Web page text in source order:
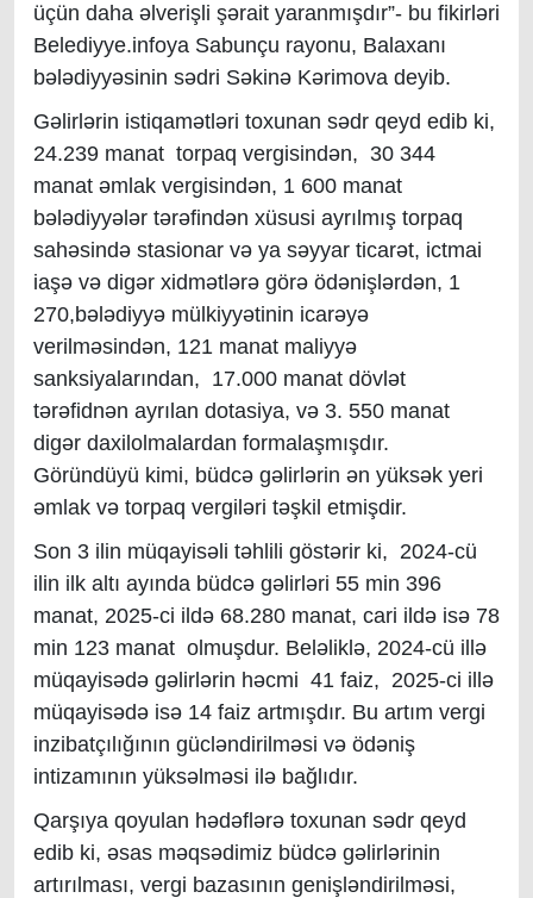
üçün daha əlverişli şərait yaranmışdır”- bu fikirləri
Belediyye.infoya Sabunçu rayonu, Balaxanı
bələdiyyəsinin sədri Səkinə Kərimova deyib.
Gəlirlərin istiqamətləri toxunan sədr qeyd edib ki,
24.239 manat torpaq vergisindən, 30 344
manat əmlak vergisindən, 1 600 manat
bələdiyyələr tərəfindən xüsusi ayrılmış torpaq
sahəsində stasionar və ya səyyar ticarət, ictmai
iaşə və digər xidmətlərə görə ödənişlərdən, 1
270,bələdiyyə mülkiyyətinin icarəyə
verilməsindən, 121 manat maliyyə
sanksiyalarından, 17.000 manat dövlət
tərəfidnən ayrılan dotasiya, və 3. 550 manat
digər daxilolmalardan formalaşmışdır.
Göründüyü kimi, büdcə gəlirlərin ən yüksək yeri
əmlak və torpaq vergiləri təşkil etmişdir.
Son 3 ilin müqayisəli təhlili göstərir ki, 2024-cü
ilin ilk altı ayında büdcə gəlirləri 55 min 396
manat, 2025-ci ildə 68.280 manat, cari ildə isə 78
min 123 manat olmuşdur. Beləliklə, 2024-cü illə
müqayisədə gəlirlərin həcmi 41 faiz, 2025-ci illə
müqayisədə isə 14 faiz artmışdır. Bu artım vergi
inzibatçılığının gücləndirilməsi və ödəniş
intizamının yüksəlməsi ilə bağlıdır.
Qarşıya qoyulan hədəflərə toxunan sədr qeyd
edib ki, əsas məqsədimiz büdcə gəlirlərinin
artırılması, vergi bazasının genişləndirilməsi,